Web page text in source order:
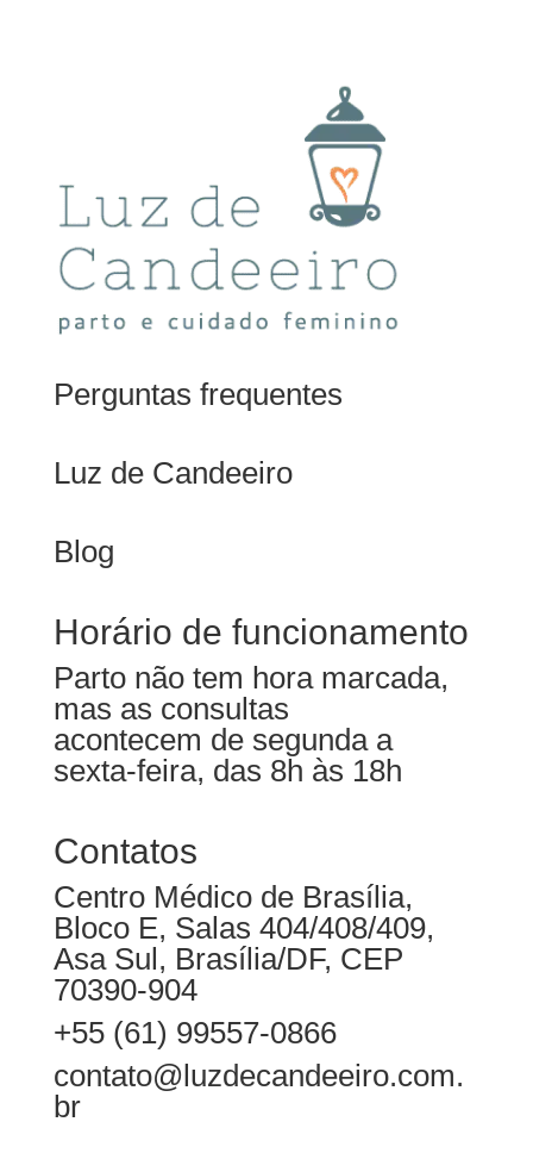
Perguntas frequentes
Luz de Candeeiro
Blog
Horário de funcionamento
Parto não tem hora marcada,
mas as consultas
acontecem de segunda a
sexta-feira, das 8h às 18h
Contatos
Centro Médico de Brasília,
Bloco E, Salas 404/408/409,
Asa Sul, Brasília/DF, CEP
70390-904
+55 (61) 99557-0866
contato@luzdecandeeiro.com.
br